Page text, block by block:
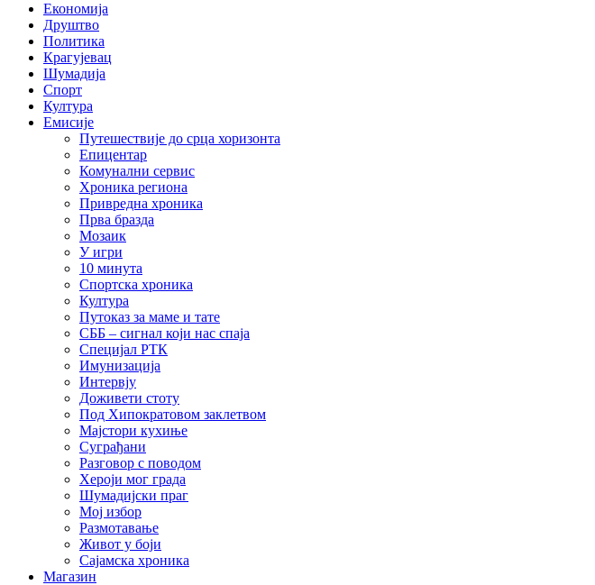
Економија
Друштво
Политика
Крагујевац
Шумадија
Спорт
Култура
Емисије
Путешествије до срца хоризонта
Епицентар
Комунални сервис
Хроника региона
Привредна хроника
Прва бразда
Мозаик
У игри
10 минута
Спортска хроника
Култура
Путоказ за маме и тате
СББ – сигнал који нас спаја
Специјал РТК
Имунизација
Интервју
Доживети стоту
Под Хипократовом заклетвом
Мајстори кухиње
Суграђани
Разговор с поводом
Хероји мог града
Шумадијски праг
Мој избор
Размотавање
Живот у боји
Сајамска хроника
Магазин